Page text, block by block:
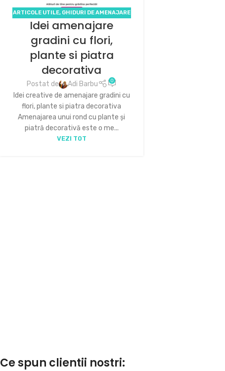
ARTICOLE UTILE, GHIDURI DE AMENAJARE
A GRĂDINII,PROIECTE 2D ȘI 3D, SERVICII
ECODECO
Idei amenajare
gradini cu flori,
plante si piatra
decorativa
Postat de Adi Barbu 0
Idei creative de amenajare gradini cu
flori, plante si piatra decorativa
Amenajarea unui rond cu plante și
piatră decorativă este o me...
VEZI TOT
Ce spun clientii nostri: